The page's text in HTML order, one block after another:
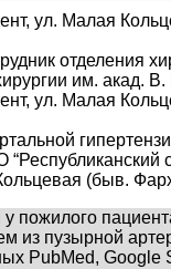
ул. Малая
отделения
им. акад.
ул. Малая
(быв.
пожилого
из пузырной
PubMed,